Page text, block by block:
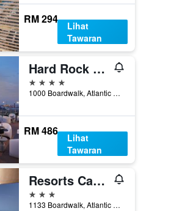
RM 294
Lihat
Tawaran
Hard Rock Hotel & Casino Atlantic City
4 bintang
1000 Boardwalk, Atlantic City, NJ, Amerika Syarikat
RM 486
Lihat
Tawaran
Resorts Casino Hotel Atlantic City
3 bintang
1133 Boardwalk, Atlantic City, NJ, Amerika Syarikat